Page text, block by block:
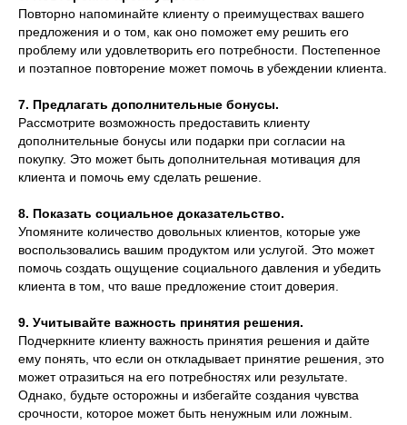
Повторно напоминайте клиенту о преимуществах вашего
предложения и о том, как оно поможет ему решить его
проблему или удовлетворить его потребности. Постепенное
и поэтапное повторение может помочь в убеждении клиента.
7. Предлагать дополнительные бонусы.
Рассмотрите возможность предоставить клиенту
дополнительные бонусы или подарки при согласии на
покупку. Это может быть дополнительная мотивация для
клиента и помочь ему сделать решение.
8. Показать социальное доказательство.
Упомяните количество довольных клиентов, которые уже
воспользовались вашим продуктом или услугой. Это может
помочь создать ощущение социального давления и убедить
клиента в том, что ваше предложение стоит доверия.
9. Учитывайте важность принятия решения.
Подчеркните клиенту важность принятия решения и дайте
ему понять, что если он откладывает принятие решения, это
может отразиться на его потребностях или результате.
Однако, будьте осторожны и избегайте создания чувства
срочности, которое может быть ненужным или ложным.